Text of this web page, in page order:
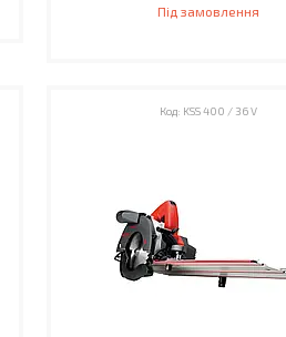
Під замовлення
KSS 400 / 36 V